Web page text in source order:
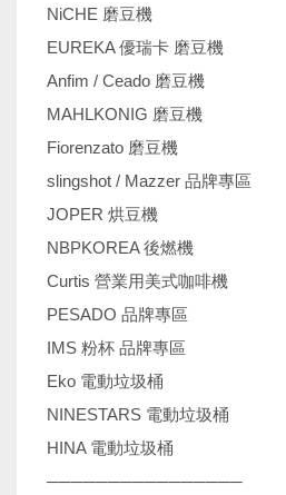
NiCHE 磨豆機
EUREKA 優瑞卡 磨豆機
Anfim / Ceado 磨豆機
MAHLKONIG 磨豆機
Fiorenzato 磨豆機
slingshot / Mazzer 品牌專區
JOPER 烘豆機
NBPKOREA 後燃機
Curtis 營業用美式咖啡機
PESADO 品牌專區
IMS 粉杯 品牌專區
Eko 電動垃圾桶
NINESTARS 電動垃圾桶
HINA 電動垃圾桶
────────────────